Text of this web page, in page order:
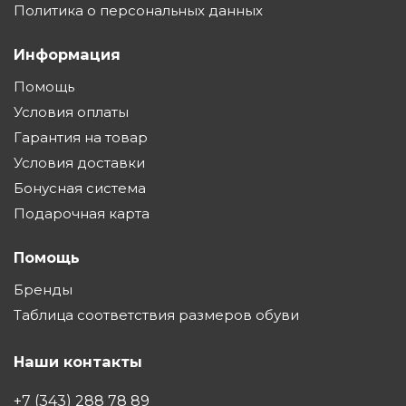
Политика о персональных данных
Информация
Помощь
Условия оплаты
Гарантия на товар
Условия доставки
Бонусная система
Подарочная карта
Помощь
Бренды
Таблица соответствия размеров обуви
Наши контакты
+7 (343) 288 78 89